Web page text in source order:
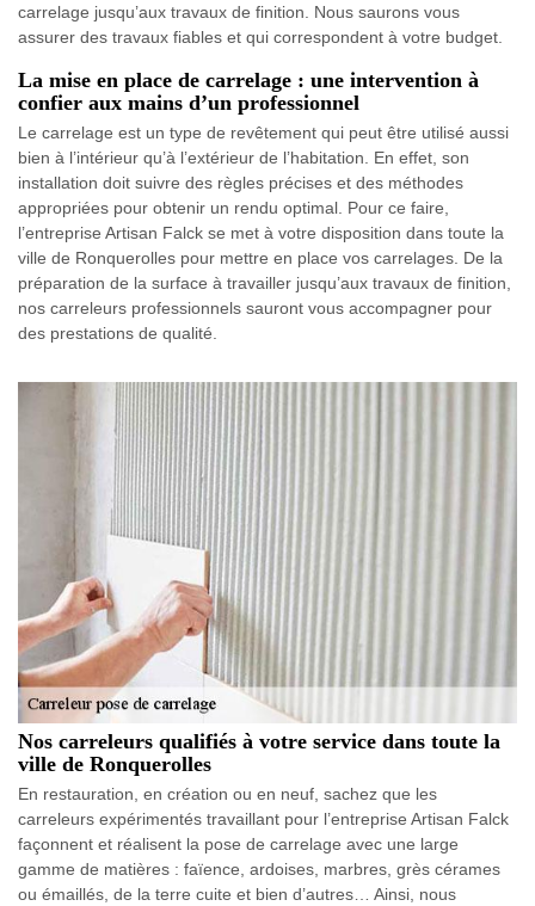
carrelage jusqu’aux travaux de finition. Nous saurons vous
assurer des travaux fiables et qui correspondent à votre budget.
La mise en place de carrelage : une intervention à
confier aux mains d’un professionnel
Le carrelage est un type de revêtement qui peut être utilisé aussi
bien à l’intérieur qu’à l’extérieur de l’habitation. En effet, son
installation doit suivre des règles précises et des méthodes
appropriées pour obtenir un rendu optimal. Pour ce faire,
l’entreprise Artisan Falck se met à votre disposition dans toute la
ville de Ronquerolles pour mettre en place vos carrelages. De la
préparation de la surface à travailler jusqu’aux travaux de finition,
nos carreleurs professionnels sauront vous accompagner pour
des prestations de qualité.
Nos carreleurs qualifiés à votre service dans toute la
ville de Ronquerolles
En restauration, en création ou en neuf, sachez que les
carreleurs expérimentés travaillant pour l’entreprise Artisan Falck
façonnent et réalisent la pose de carrelage avec une large
gamme de matières : faïence, ardoises, marbres, grès cérames
ou émaillés, de la terre cuite et bien d’autres… Ainsi, nous